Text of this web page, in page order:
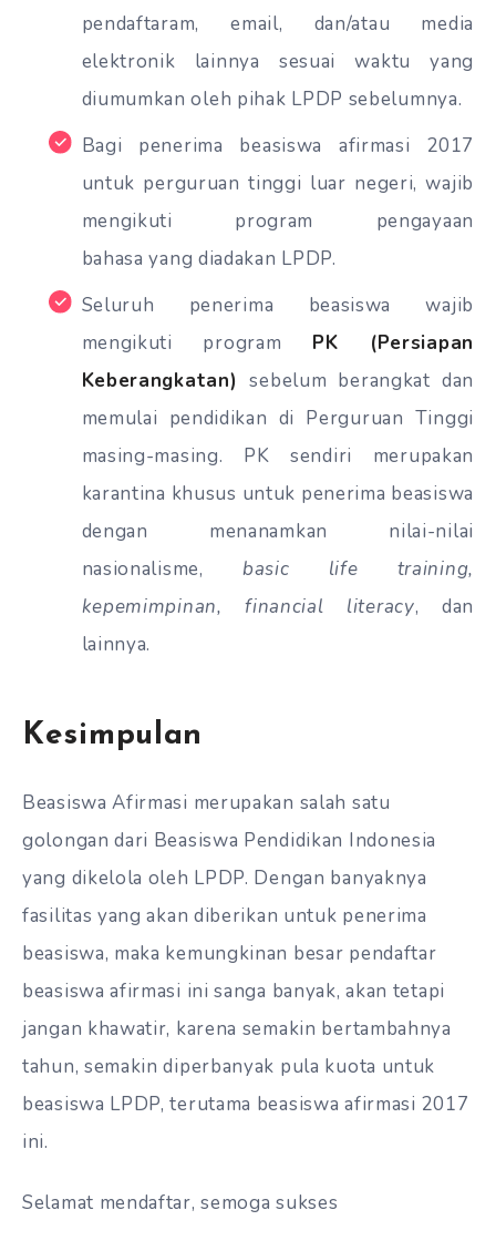
pendaftaram, email, dan/atau media
elektronik lainnya sesuai waktu yang
diumumkan oleh pihak LPDP sebelumnya.
Bagi penerima beasiswa afirmasi 2017
untuk perguruan tinggi luar negeri, wajib
mengikuti program pengayaan
bahasa yang diadakan LPDP.
Seluruh penerima beasiswa wajib
mengikuti program PK (Persiapan
Keberangkatan)sebelum berangkat dan
memulai pendidikan di Perguruan Tinggi
masing-masing. PK sendiri merupakan
karantina khusus untuk penerima beasiswa
dengan menanamkan nilai-nilai
nasionalisme, basic life training,
kepemimpinan, financial literacy, dan
lainnya.
Kesimpulan
Beasiswa Afirmasi merupakan salah satu
golongan dari Beasiswa Pendidikan Indonesia
yang dikelola oleh LPDP. Dengan banyaknya
fasilitas yang akan diberikan untuk penerima
beasiswa, maka kemungkinan besar pendaftar
beasiswa afirmasi ini sanga banyak, akan tetapi
jangan khawatir, karena semakin bertambahnya
tahun, semakin diperbanyak pula kuota untuk
beasiswa LPDP, terutama beasiswa afirmasi 2017
ini.
Selamat mendaftar, semoga sukses